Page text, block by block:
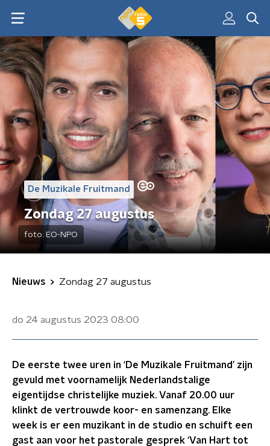
De Muzikale Fruitmand
Zondag 27 augustus
foto: EO-NPO
Nieuws Zondag 27 augustus
do 24 augustus 2023 08:00
De eerste twee uren in ‘De Muzikale Fruitmand’ zijn
gevuld met voornamelijk Nederlandstalige
eigentijdse christelijke muziek. Vanaf 20.00 uur
klinkt de vertrouwde koor- en samenzang. Elke
week is er een muzikant in de studio en schuift een
gast aan voor het pastorale gesprek ‘Van Hart tot